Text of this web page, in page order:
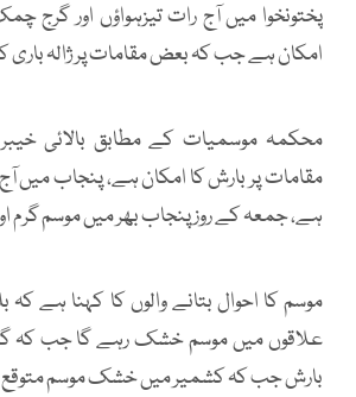
پختونخوا میں آج رات تیزہواؤں اور گرج
امکان ہے جب کہ بعض مقامات پر ژالہ
محکمہ موسمیات کے مطابق بالائی
مقامات پر بارش کا امکان ہے، پنجاب میں
ہے، جمعہ کے روز پنجاب بھر میں موسم گرم
موسم کا احوال بتانے والوں کا کہنا ہے
علاقوں میں موسم خشک رہے گا جب کہ
بارش جب کہ کشمیر میں خشک موسم